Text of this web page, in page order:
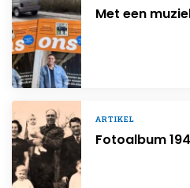
Met een
ARTIKEL
Fotoalbum